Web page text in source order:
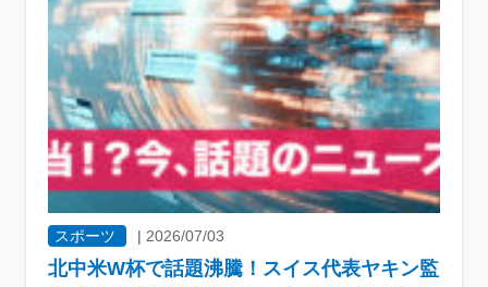
スポーツ |2026/07/03
北中米W杯で話題沸騰！スイス代表ヤキン監